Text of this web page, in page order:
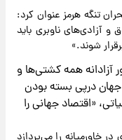
تنگه هرمز عنوان کرد:
ناوبری باید
آزادانه همه کشتی‌ها و
درپی بسته بودن
«اقتصاد جهانی را